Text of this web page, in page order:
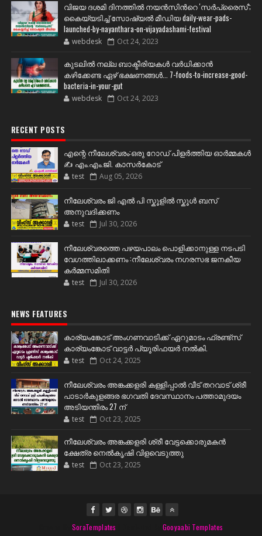
വിജയ ദശമി ദിനത്തില്‍ നയന്‍സിന്‍റെ 'സര്‍പ്രൈസ്';
കൈയ്യടിച്ച് സോഷ്യല്‍ മീഡിയ daily-wear-pads-
launched-by-nayanthara-on-vijayadashami-festival
webdesk Oct 24, 2023
കുടലിൽ നല്ല ബാക്ടീരിയകൾ വര്‍ധിക്കാന്‍
കഴിക്കേണ്ട ഏഴ് ഭക്ഷണങ്ങള്‍... 7-foods-to-increase-good-
bacteria-in-your-gut
webdesk Oct 24, 2023
RECENT POSTS
എന്റെ നീലേശ്വരം:ഒരു റോഡ് പിളർത്തിയ ഓർമ്മകൾ
✍️ എം.എം.ജി. കാസർകോട്
test Aug 05, 2026
നീലേശ്വരം ജി എൽ പി സ്കൂളിൽ സ്കൂൾ ബസ്
അനുവദിക്കണം
test Jul 30, 2026
നീലേശ്വരത്തെ പഴയപാലം പൊളിക്കാനുള്ള നടപടി
വേഗത്തിലാക്കണം :നീലേശ്വരം നഗരസഭ ജനകീയ
കർമ്മസമിതി
test Jul 30, 2026
NEWS FEATURES
കാര്യംങ്കോട് അംഗണവാടിക്ക് ഏറുമാടം ഫ്രണ്ട്സ്
കാര്യംങ്കോട് വാട്ടർ പ്യൂരിഫയർ നൽകി.
test Oct 24, 2025
നീലേശ്വരം അങ്കക്കളരി കള്ളിപ്പാൽ വീട് തറവാട് ശ്രീ
പാടാർകുളങ്ങര ഭഗവതി ദേവസ്ഥാനം പത്താമുദയം
അടിയന്തിരം 27 ന്
test Oct 23, 2025
നീലേശ്വരം അങ്കക്കളരി ശ്രീ വേട്ടക്കൊരുമകൻ
ക്ഷേത്ര നെൽകൃഷി വിളവെടുത്തു
test Oct 23, 2025
SoraTemplates Gooyaabi Templates